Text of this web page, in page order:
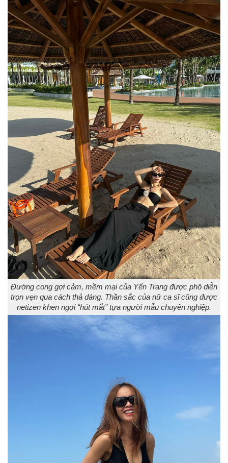
Đường cong gợi cảm, mềm mại của Yến Trang được phô diễn
trọn vẹn qua cách thả dáng. Thần sắc của nữ ca sĩ cũng được
netizen khen ngợi “hút mắt” tựa người mẫu chuyên nghiệp.